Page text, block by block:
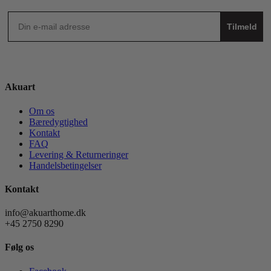
Tilmeld
Akuart
Om os
Bæredygtighed
Kontakt
FAQ
Levering & Returneringer
Handelsbetingelser
Kontakt
info@akuarthome.dk
+45 2750 8290
Følg os